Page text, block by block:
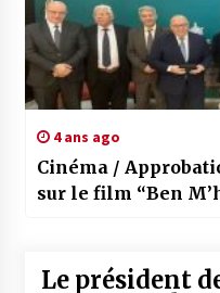
4 ans ago
Cinéma /
sur le film “Ben
Le président